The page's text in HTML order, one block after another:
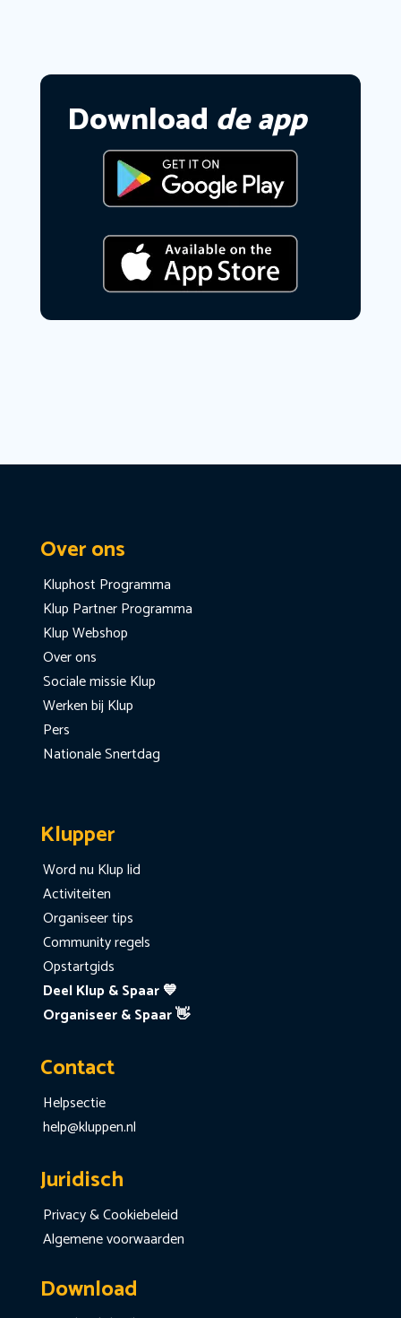
Download de app
Over ons
Kluphost Programma
Klup Partner Programma
Klup Webshop
Over ons
Sociale missie Klup
Werken bij Klup
Pers
Nationale Snertdag
Klupper
Word nu Klup lid
Activiteiten
Organiseer tips
Community regels
Opstartgids
Deel Klup & Spaar 💙
Organiseer & Spaar 👋
Contact
Helpsectie
help@kluppen.nl
Juridisch
Privacy & Cookiebeleid
Algemene voorwaarden
Download